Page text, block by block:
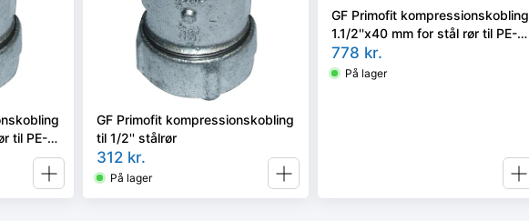
til PE-
GF Primofit kompressionskobling
til 1/2'' stålrør
312 kr.
På lager
GF Primofit kompressionskobling
1.1/2''x40 mm for stål rør til PE-
rør
778 kr.
På lager